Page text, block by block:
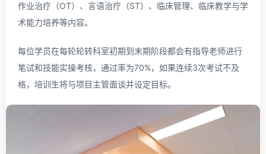
作业治疗（OT）、言语治疗（ST）、临床管理、临床教学与学
术能力培养等内容。
每位学员在每轮轮转科室初期到末期阶段都会有指导老师进行
笔试和技能实操考核，通过率为70%，如果连续3次考试不及
格，培训生将与项目主管面谈并设定目标。